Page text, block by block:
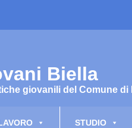
Biella
giovanili del Comune di
STUDIO